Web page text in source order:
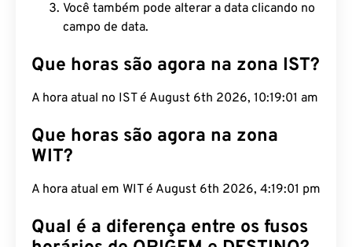
Você também pode alterar a data clicando no
campo de data.
Que horas são agora na zona IST?
A hora atual no IST é August 6th 2026, 10:19:02
Que horas são agora na zona
pm